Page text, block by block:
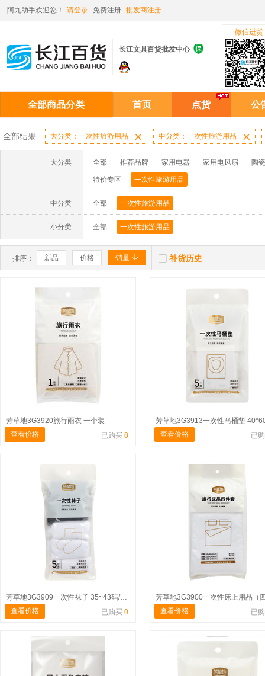
阿九助手欢迎您！ 请登录 免费注册 批发商注册
长江文具百货批发中心 
微信进货
全部商品分类 首页 点货 公
全部结果 大分类：一次性旅游用品  中分类：一次性旅游用品 
大分类 全部 推荐品牌 家用电器 家用电风扇 陶
特价专区 一次性旅游用品
中分类 全部 一次性旅游用品
小分类 全部 一次性旅游用品
排序： 新品 价格 销量   补货历史
芳草地3G3920旅行雨衣 一个装
查看价格
已购买 0 查看价格 已
芳草地3G3909一次性袜子 35~43码/短筒款*5双/男女通用
查看价格
已购买 0 查看价格 已